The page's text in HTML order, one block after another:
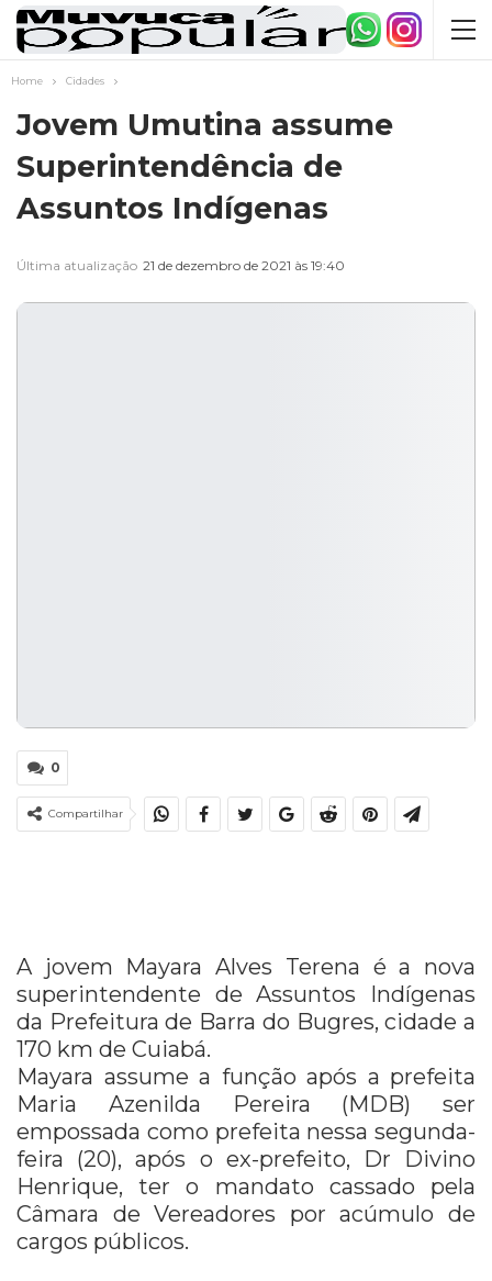
Home Cidades
Jovem Umutina assume
Superintendência de
Assuntos Indígenas
Última atualização 21 de dezembro de 2021 às 19:40
0
Compartilhar
A jovem Mayara Alves Terena é a nova
superintendente de Assuntos Indígenas
da Prefeitura de Barra do Bugres, cidade a
170 km de Cuiabá.
Mayara assume a função após a prefeita
Maria Azenilda Pereira (MDB) ser
empossada como prefeita nessa segunda-
feira (20), após o ex-prefeito, Dr Divino
Henrique, ter o mandato cassado pela
Câmara de Vereadores por acúmulo de
cargos públicos.